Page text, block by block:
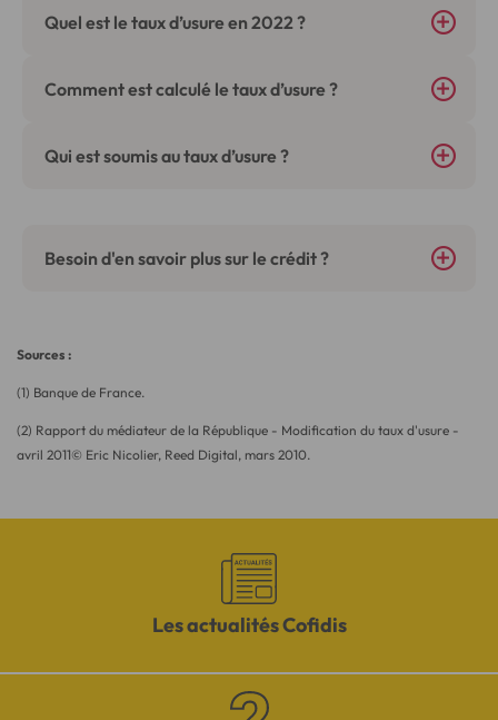
Quel est le taux d’usure en 2022 ?
Comment est calculé le taux d’usure ?
Qui est soumis au taux d’usure ?
Besoin d'en savoir plus sur le crédit ?
Sources :
(1) Banque de France.
(2) Rapport du médiateur de la République - Modification du taux d'usure -
avril 2011© Eric Nicolier, Reed Digital, mars 2010.
Les actualités Cofidis